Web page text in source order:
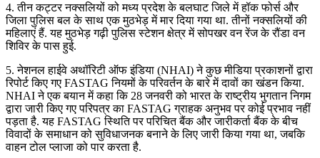
4. तीन कट्टर नक्सलियों को मध्य प्रदेश के बलघाट जिले में हॉक फोर्स और
जिला पुलिस बल के साथ एक मुठभेड़ में मार दिया गया था. तीनों नक्सलियों की
महिलाएं हैं. यह मुठभेड़ गढ़ी पुलिस स्टेशन क्षेत्र में सोपखर वन रेंज के रौंडा वन
शिविर के पास हुई.
5. नेशनल हाईवे अथॉरिटी ऑफ इंडिया (NHAI) ने कुछ मीडिया प्रकाशनों द्वारा
रिपोर्ट किए गए FASTAG नियमों के परिवर्तन के बारे में दावों का खंडन किया.
NHAI ने एक बयान में कहा कि 28 जनवरी को भारत के राष्ट्रीय भुगतान निगम
द्वारा जारी किए गए परिपत्र का FASTAG ग्राहक अनुभव पर कोई प्रभाव नहीं
पड़ता है. यह FASTAG स्थिति पर परिचित बैंक और जारीकर्ता बैंक के बीच
विवादों के समाधान को सुविधाजनक बनाने के लिए जारी किया गया था, जबकि
वाहन टोल प्लाजा को पार करता है.